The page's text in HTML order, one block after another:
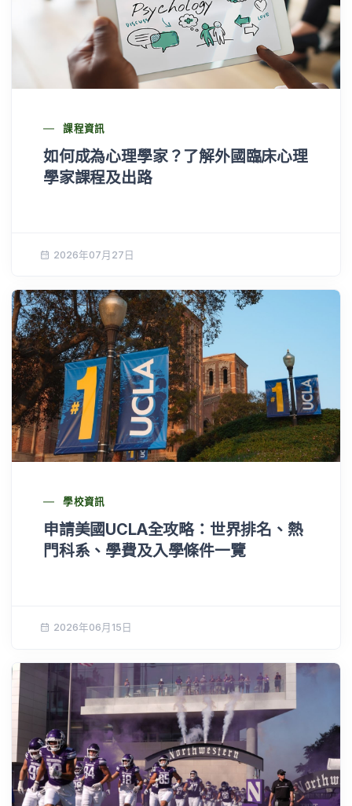
課程資訊
​​如何成為心理學家？了解外國臨床心理
學家課程及出路​
2026年07月27日
學校資訊
申請美國UCLA全攻略：世界排名、熱
門科系、學費及入學條件一覽
2026年06月15日